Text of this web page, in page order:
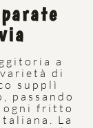
a
di
supplì
passando
ogni fritto
La